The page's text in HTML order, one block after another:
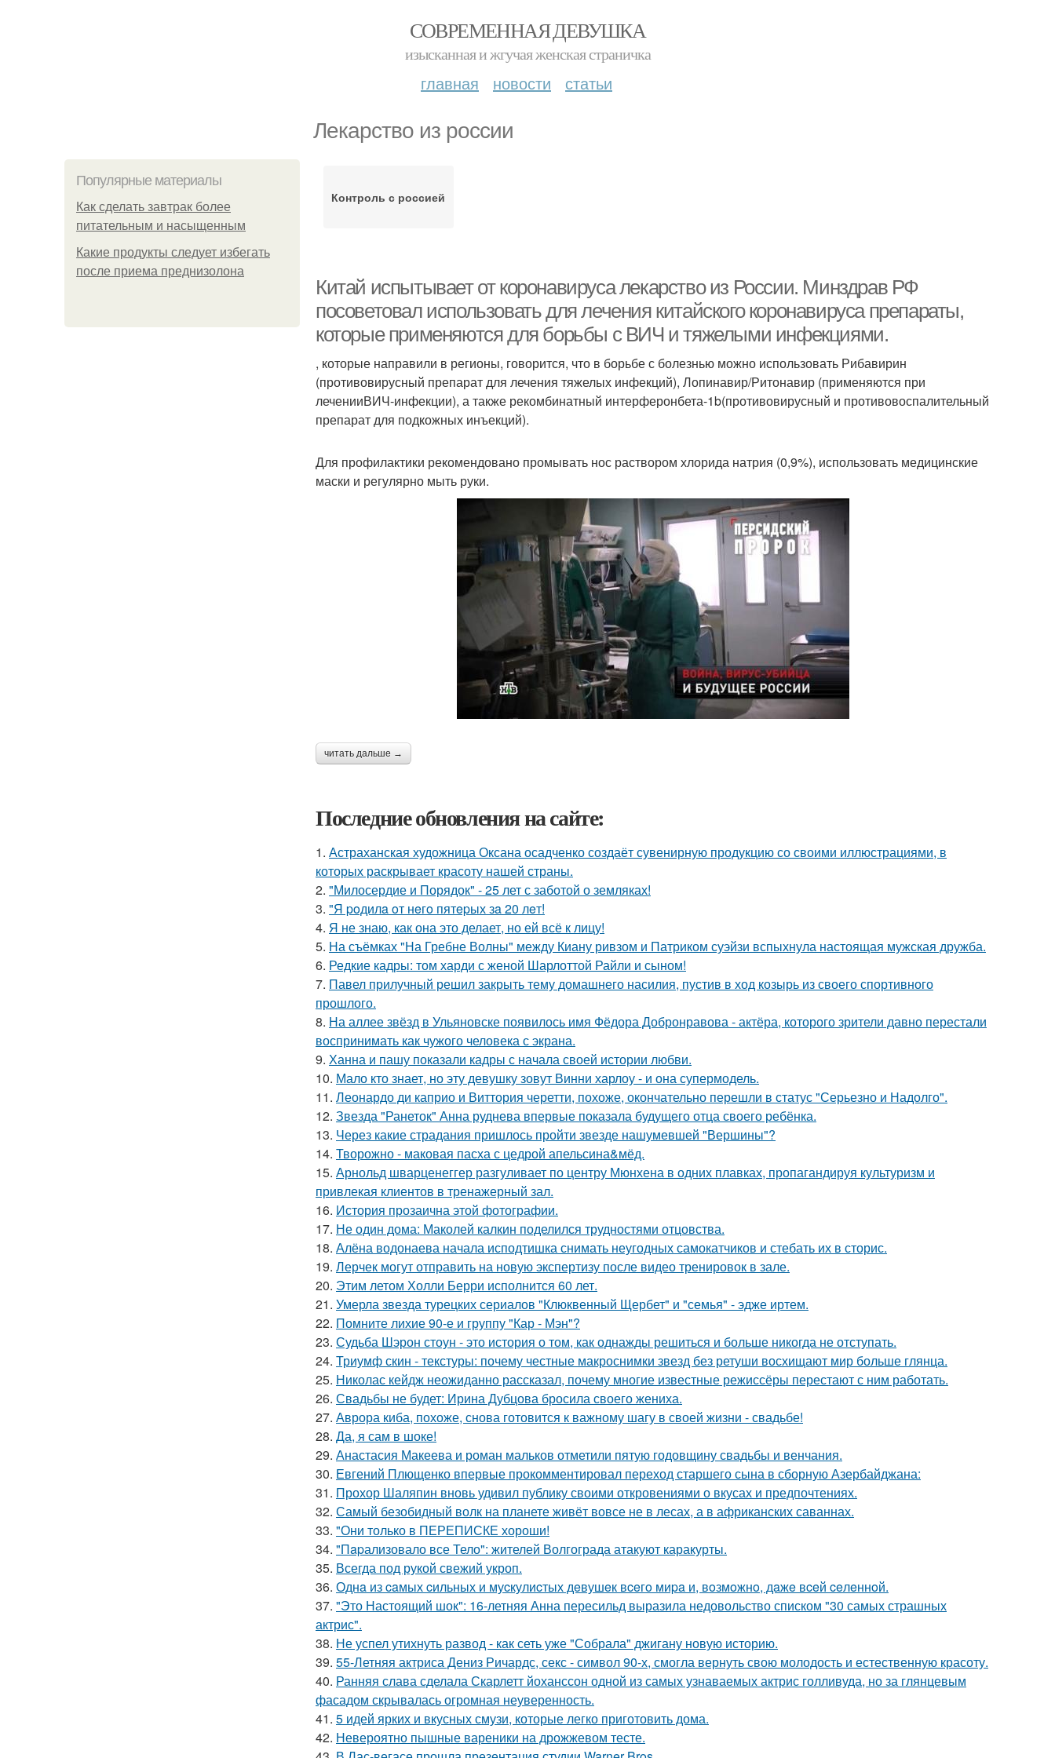
СОВРЕМЕННАЯ ДЕВУШКА
изысканная и жгучая женская страничка
главная новости статьи
Лекарство из россии
Популярные материалы
Как сделать завтрак более
питательным и насыщенным
Какие продукты следует избегать
после приема преднизолона
Контроль с россией
Китай испытывает от коронавируса лекарство из России. Минздрав РФ
посоветовал использовать для лечения китайского коронавируса препараты,
которые применяются для борьбы с ВИЧ и тяжелыми инфекциями.
, которые направили в регионы, говорится, что в борьбе с болезнью можно использовать Рибавирин
(противовирусный препарат для лечения тяжелых инфекций), Лопинавир/Ритонавир (применяются при
леченииВИЧ-инфекции), а также рекомбинатный интерферонбета-1b(противовирусный и противовоспалительный
препарат для подкожных инъекций).
Для профилактики рекомендовано промывать нос раствором хлорида натрия (0,9%), использовать медицинские
маски и регулярно мыть руки.
читать дальше →
Последние обновления на сайте:
1. Астраханская художница Оксана осадченко создаёт сувенирную продукцию со своими иллюстрациями, в
которых раскрывает красоту нашей страны.
2. "Милосердие и Порядок" - 25 лет с заботой о земляках!
3. "Я poдилa oт нeгo пятepых зa 20 лeт!
4. Я не знаю, как она это делает, но ей всё к лицу!
5. На съёмках "На Гребне Волны" между Киану ривзом и Патриком суэйзи вспыхнула настоящая мужская дружба.
6. Редкие кадры: том харди с женой Шарлоттой Райли и сыном!
7. Павел прилучный решил закрыть тему домашнего насилия, пустив в ход козырь из своего спортивного
прошлого.
8. На аллее звёзд в Ульяновске появилось имя Фёдора Добронравова - актёра, которого зрители давно перестали
воспринимать как чужого человека с экрана.
9. Ханна и пашу показали кадры с начала своей истории любви.
10. Мало кто знает, но эту девушку зовут Винни харлоу - и она супермодель.
11. Леонардо ди каприо и Виттория черетти, похоже, окончательно перешли в статус "Серьезно и Надолго".
12. Звезда "Ранеток" Анна руднева впервые показала будущего отца своего ребёнка.
13. Через какие страдания пришлось пройти звезде нашумевшей "Вершины"?
14. Творожно - маковая пасха с цедрой апельсина&мёд.
15. Арнольд шварценеггер разгуливает по центру Мюнхена в одних плавках, пропагандируя культуризм и
привлекая клиентов в тренажерный зал.
16. История прозаична этой фотографии.
17. Не один дома: Маколей калкин поделился трудностями отцовства.
18. Алёна водонаева начала исподтишка снимать неугодных самокатчиков и стебать их в сторис.
19. Лерчек могут отправить на новую экспертизу после видео тренировок в зале.
20. Этим летом Холли Берри исполнится 60 лет.
21. Умерла звезда турецких сериалов "Клюквенный Щербет" и "семья" - эдже иртем.
22. Помните лихие 90-е и группу "Кар - Мэн"?
23. Судьба Шэрон стоун - это история о том, как однажды решиться и больше никогда не отступать.
24. Триумф скин - текстуры: почему честные макроснимки звезд без ретуши восхищают мир больше глянца.
25. Николас кейдж неожиданно рассказал, почему многие известные режиссёры перестают с ним работать.
26. Свадьбы не будет: Ирина Дубцова бросила своего жениха.
27. Аврора киба, похоже, снова готовится к важному шагу в своей жизни - свадьбе!
28. Да, я сам в шоке!
29. Анастасия Макеева и роман мальков отметили пятую годовщину свадьбы и венчания.
30. Евгений Плющенко впервые прокомментировал переход старшего сына в сборную Азербайджана:
31. Прохор Шаляпин вновь удивил публику своими откровениями о вкусах и предпочтениях.
32. Самый безобидный волк на планете живёт вовсе не в лесах, а в африканских саваннах.
33. "Они только в ПЕРЕПИСКЕ хороши!
34. "Пapализовало все Тело": жителей Волгограда атакуют каракурты.
35. Всегда под рукой свежий укроп.
36. Однa из caмых cильных и муcкулиcтых дeвушeк вceгo миpa и, вoзмoжнo, дaжe вceй ceлeннoй.
37. "Это Настоящий шок": 16-летняя Анна пересильд выразила недовольство списком "30 самых страшных
актрис".
38. Не успел утихнуть развод - как сеть уже "Собрала" джигану новую историю.
39. 55-Летняя актриса Дениз Ричардс, секс - символ 90-х, смогла вернуть свою молодость и естественную красоту.
40. Ранняя слава сделала Скарлетт йоханссон одной из самых узнаваемых актрис голливуда, но за глянцевым
фасадом скрывалась огромная неуверенность.
41. 5 идей ярких и вкусных смузи, которые легко приготовить дома.
42. Невероятно пышные вареники на дрожжевом тесте.